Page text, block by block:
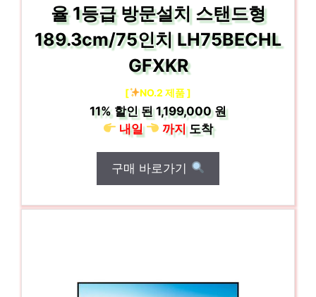
율 1등급 방문설치 스탠드형
189.3cm/75인치 LH75BECHL
GFXKR
[ NO.2 제품 ]
11% 할인 된1,199,000 원
내일
까지도착
구매 바로가기